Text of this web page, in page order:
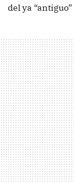
del ya “antiguo”